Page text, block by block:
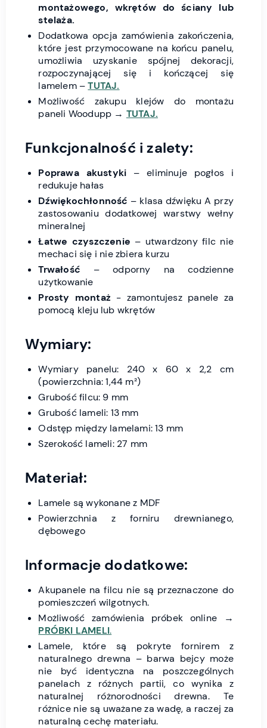
montażowego, wkrętów do ściany lub
stelaża.
Dodatkowa opcja zamówienia zakończenia,
które jest przymocowane na końcu panelu,
umożliwia uzyskanie spójnej dekoracji,
rozpoczynającej się i kończącej się
lamelem –TUTAJ.
Możliwość zakupu klejów do montażu
paneli Woodupp → TUTAJ.
Funkcjonalność i zalety:
Poprawa akustyki – eliminuje pogłos i
redukuje hałas
Dźwiękochłonność – klasa dźwięku A przy
zastosowaniu dodatkowej warstwy wełny
mineralnej
Łatwe czyszczenie – utwardzony filc nie
mechaci się i nie zbiera kurzu
Trwałość – odporny na codzienne
użytkowanie
Prosty montaż - zamontujesz panele za
pomocą kleju lub wkrętów
Wymiary:
Wymiary panelu: 240 x 60 x 2,2 cm
(powierzchnia: 1,44 m²)
Grubość filcu: 9 mm
Grubość lameli: 13 mm
Odstęp między lamelami: 13 mm
Szerokość lameli: 27 mm
Materiał:
Lamele są wykonane z MDF
Powierzchnia z forniru drewnianego,
dębowego
Informacje dodatkowe:
Akupanele na filcu nie są przeznaczone do
pomieszczeń wilgotnych.
Możliwość zamówienia próbek online →
PRÓBKI LAMELI.
Lamele, które są pokryte fornirem z
naturalnego drewna – barwa bejcy może
nie być identyczna na poszczególnych
panelach z różnych partii, co wynika z
naturalnej różnorodności drewna. Te
różnice nie są uważane za wadę, a raczej za
naturalną cechę materiału.